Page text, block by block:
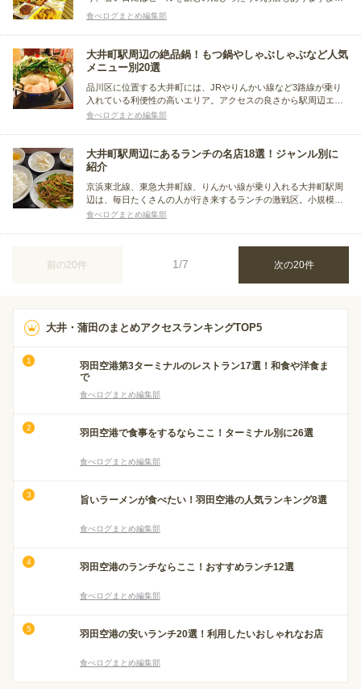
この記事では、蒲田駅周辺でビアガーデンが楽しめるお店をピッ
クアップ！夜風にあたりながら食事が楽しめるビアガーデンや、
テラス席のあるお店をメインにまとめました。
食べログまとめ編集部
大井町駅周辺の絶品鍋！もつ鍋やしゃぶしゃぶなど人気
メニュー別20選
品川区に位置する大井町には、JRやりんかい線など3路線が乗り
入れている利便性の高いエリア。アクセスの良さから駅周辺エリ
アには、さまざまなジャンルの飲食店が軒を連ねています。そこ
食べログまとめ編集部
大井町駅周辺にあるランチの名店18選！ジャンル別に
紹介
京浜東北線、東急大井町線、りんかい線が乗り入れる大井町駅周
辺は、毎日たくさんの人が行き来するランチの激戦区。小規模な
飲食店が数多く立ち並ぶ駅周辺エリアから少し足をのばせば、し
食べログまとめ編集部
前の20件 1/7 次の20件
大井・蒲田のまとめアクセスランキングTOP5
羽田空港第3ターミナルのレストラン17選！和食や洋食ま
で
食べログまとめ編集部
羽田空港で食事をするならここ！ターミナル別に26選
食べログまとめ編集部
旨いラーメンが食べたい！羽田空港の人気ランキング8選
食べログまとめ編集部
羽田空港のランチならここ！おすすめランチ12選
食べログまとめ編集部
羽田空港の安いランチ20選！利用したいおしゃれなお店
食べログまとめ編集部